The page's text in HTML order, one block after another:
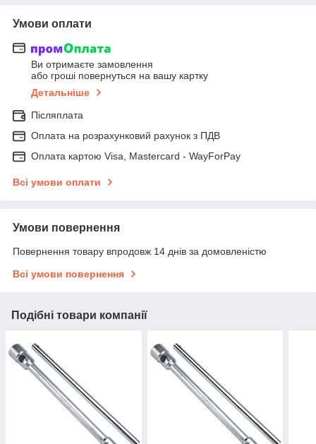
Умови оплати
Ви отримаєте замовлення
або гроші повернуться на вашу картку
Детальніше
Післяплата
Оплата на розрахунковий рахунок з ПДВ
Оплата картою Visa, Mastercard - WayForPay
Всі умови оплати
Умови повернення
Повернення товару впродовж 14 днів за домовленістю
Всі умови повернення
Подібні товари компанії